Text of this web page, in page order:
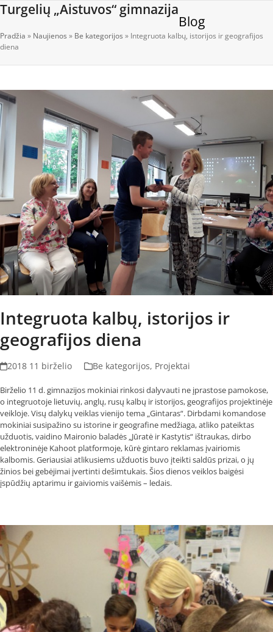
Skip
content
Turgelių „Aistuvos“ gimnazija
Open
mobile
menu
Close
mobile
menu
Blog
Pradžia » Naujienos » Be kategorijos » Integruota kalbų, istorijos ir geografijos
diena
Integruota kalbų, istorijos ir
geografijos diena
2018 11 birželio Be kategorijos, Projektai
Birželio 11 d. gimnazijos mokiniai rinkosi dalyvauti ne įprastose pamokose,
o integruotoje lietuvių, anglų, rusų kalbų ir istorijos, geografijos projektinėje
veikloje. Visų dalykų veiklas vienijo tema „Gintaras“. Dirbdami komandose
mokiniai susipažino su istorine ir geografine medžiaga, atliko pateiktas
užduotis, vaidino Maironio baladės „Jūratė ir Kastytis“ ištraukas, dirbo
elektroninėje Kahoot platformoje, kūrė gintaro reklamas įvairiomis
kalbomis. Geriausiai atlikusiems užduotis buvo įteikti saldūs prizai, o jų
žinios bei gebėjimai įvertinti dešimtukais. Šios dienos veiklos baigėsi
įspūdžių aptarimu ir gaiviomis vaišėmis – ledais.